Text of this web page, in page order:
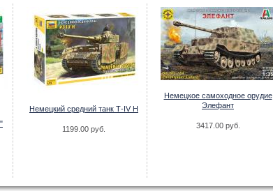
Немецкий средний танк Т-IV H
1199.00 руб.
Немецкое самоходное орудие
Элефант
3417.00 руб.